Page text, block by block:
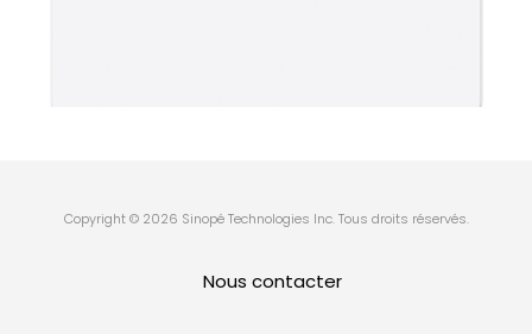
Copyright © 2026 Sinopé Technologies Inc. Tous droits réservés.
Nous contacter